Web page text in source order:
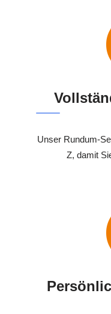
Unser Rundum-
Z, damit